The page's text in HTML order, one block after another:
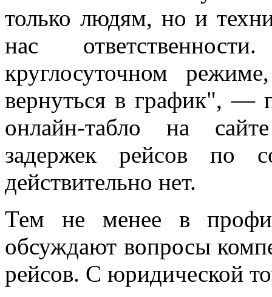
только людям, но и
нас
круглосуточном
вернуться в график", —
онлайн-табло на
задержек рейсов по
действительно нет.
Тем не менее в
обсуждают вопросы
рейсов. С юридической